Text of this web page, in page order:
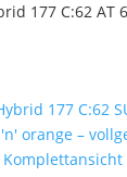
177 C:62 AT